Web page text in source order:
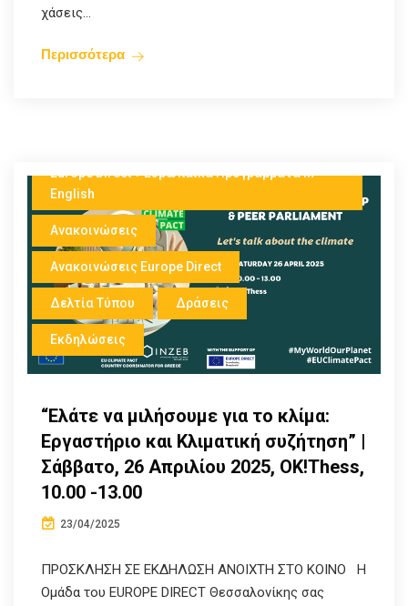
χάσεις...
Περισσότερα
Europe Direct + Ευρωπαικά Προγράμματα in
English
Ανακοινώσεις
Ανακοινώσεις Europe Direct
Δελτία Τύπου Δράσεις
Εκδηλώσεις
“Ελάτε να μιλήσουμε για το κλίμα:
Εργαστήριο και Κλιματική συζήτηση” |
Σάββατο, 26 Απριλίου 2025, OK!Thess,
10.00 -13.00
23/04/2025
ΠΡΟΣΚΛΗΣΗ ΣΕ ΕΚΔΗΛΩΣΗ ΑΝΟΙΧΤΗ ΣΤΟ ΚΟΙΝΟ Η
Ομάδα του EUROPE DIRECT Θεσσαλονίκης σας